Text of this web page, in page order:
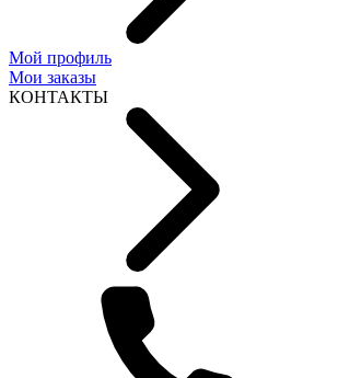
Мой профиль
Мои заказы
КОНТАКТЫ